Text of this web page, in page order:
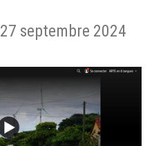
27 septembre 2024